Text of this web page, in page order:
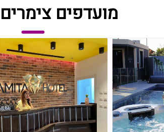
מועדפים צימרים shiran